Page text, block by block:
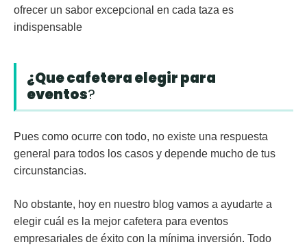
ofrecer un sabor excepcional en cada taza es
indispensable
¿Que cafetera elegir para
eventos?
Pues como ocurre con todo, no existe una respuesta
general para todos los casos y depende mucho de tus
circunstancias.
No obstante, hoy en nuestro blog vamos a ayudarte a
elegir cuál es la mejor cafetera para eventos
empresariales de éxito con la mínima inversión. Todo